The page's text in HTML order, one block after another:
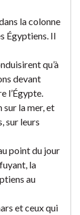
la colonne
Égyptiens. Il
qu’à
devant
l’Égypte.
sur la mer, et
sur leurs
point du jour
la
au
et ceux qui